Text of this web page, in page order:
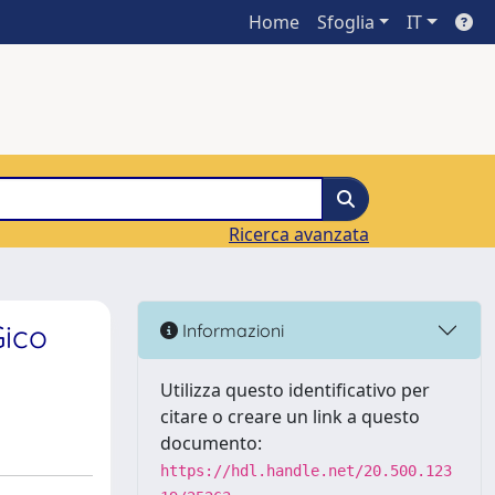
Home Sfoglia IT
Ricerca avanzata
Informazioni
Utilizza questo identificativo per
citare o creare un link a questo
documento:
https://hdl.handle.net/20.500.123